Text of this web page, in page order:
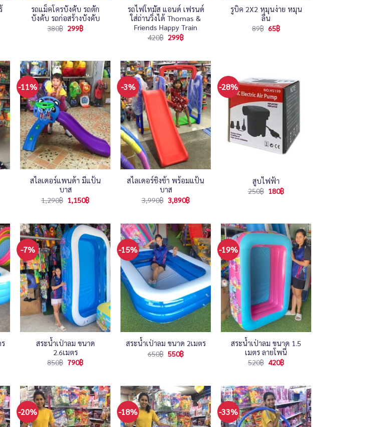
รถแม็คโครบังคับ รถตัก
บังคับ รถก่อสร้างบังคับ
380฿ Original
price
299฿Current
รถไฟโทมัส แอนด์ เฟรนด์
ใส่ถ่านวิ่งได้ Thomas &
Friends Happy Train
420฿ Original
price
299฿Current
รูบิค 2X2 หมุนง่าย หมุน
ลื่น
89฿ Original
price
65฿Current
-11%
สไลเดอร์แพนด้า มีแป้น
บาส
1,290฿ Original
price
1,150฿Current
-3%
สไลเดอร์ชิงช้า พร้อมแป้น
บาส
3,990฿ Original
price
3,890฿Current
-28%
สูบไฟฟ้า
250฿ Original
price
180฿Current
-7%
สระน้ำเป่าลม ขนาด
2.6เมตร
850฿ Original
price
790฿Current
-15%
สระน้ำเป่าลม ขนาด 2เมตร
650฿ Original
price
550฿Current
-19%
สระน้ำเป่าลม ขนาด 1.5
เมตร ลายโพนี่
520฿ Original
price
420฿Current
-20% -18% -33%